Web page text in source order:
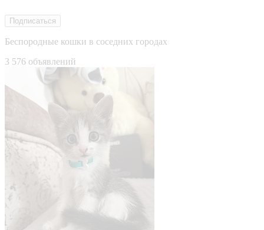
Подписаться
Беспородные кошки в соседних городах
3 576 объявлений